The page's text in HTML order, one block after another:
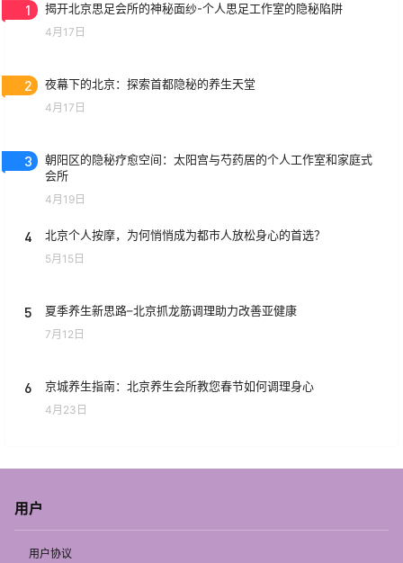
1 揭开北京思足会所的神秘面纱-个人思足工作室的隐秘陷阱
4月17日
2 夜幕下的北京：探索首都隐秘的养生天堂
4月17日
3
朝阳区的隐秘疗愈空间：太阳宫与芍药居的个人工作室和家庭式
会所
4月19日
4 北京个人按摩，为何悄悄成为都市人放松身心的首选？
5月15日
5 夏季养生新思路–北京抓龙筋调理助力改善亚健康
7月12日
6 京城养生指南：北京养生会所教您春节如何调理身心
4月23日
用户
用户协议